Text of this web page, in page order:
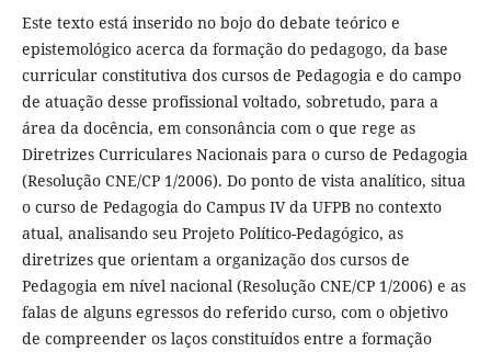
Este texto está inserido no bojo do debate teórico e
epistemológico acerca da formação do pedagogo, da base
curricular constitutiva dos cursos de Pedagogia e do campo
de atuação desse profissional voltado, sobretudo, para a
área da docência, em consonância com o que rege as
Diretrizes Curriculares Nacionais para o curso de Pedagogia
(Resolução CNE/CP 1/2006). Do ponto de vista analítico, situa
o curso de Pedagogia do Campus IV da UFPB no contexto
atual, analisando seu Projeto Político-Pedagógico, as
diretrizes que orientam a organização dos cursos de
Pedagogia em nível nacional (Resolução CNE/CP 1/2006) e as
falas de alguns egressos do referido curso, com o objetivo
de compreender os laços constituídos entre a formação